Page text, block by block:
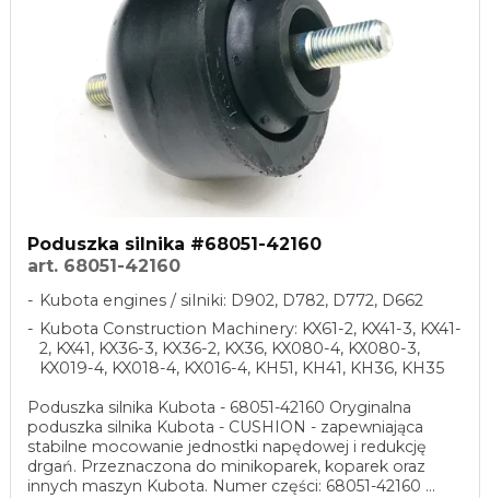
Poduszka silnika #68051-42160
art. 68051-42160
Kubota engines / silniki: D902, D782, D772, D662
Kubota Construction Machinery: KX61-2, KX41-3, KX41-
2, KX41, KX36-3, KX36-2, KX36, KX080-4, KX080-3,
KX019-4, KX018-4, KX016-4, KH51, KH41, KH36, KH35
Poduszka silnika Kubota - 68051-42160 Oryginalna
poduszka silnika Kubota - CUSHION - zapewniająca
stabilne mocowanie jednostki napędowej i redukcję
drgań. Przeznaczona do minikoparek, koparek oraz
innych maszyn Kubota. Numer części: 68051-42160 ...